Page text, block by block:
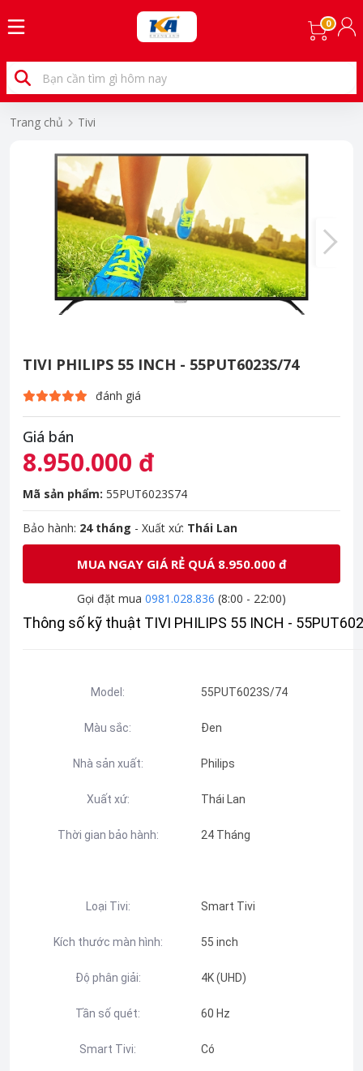
0
Trang chủ Tivi
TIVI PHILIPS 55 INCH - 55PUT6023S/74
đánh giá
Giá bán
8.950.000 đ
Mã sản phẩm: 55PUT6023S74
Bảo hành: 24 tháng - Xuất xứ: Thái Lan
MUA NGAY GIÁ RẺ QUÁ 8.950.000 đ
Gọi đặt mua 0981.028.836 (8:00 - 22:00)
Thông số kỹ thuật TIVI PHILIPS 55 INCH -
Model: 55PUT6023S/74
Màu sắc: Đen
Nhà sản xuất: Philips
Xuất xứ: Thái Lan
Thời gian bảo hành: 24 Tháng
Loại Tivi: Smart Tivi
Kích thước màn hình: 55 inch
Độ phân giải: 4K (UHD)
Tần số quét: 60 Hz
Smart Tivi: Có